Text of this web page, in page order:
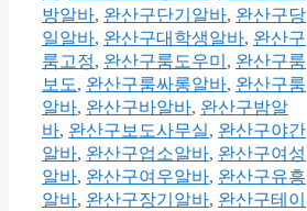
방알바, 완산구단기알바, 완산구당
일알바, 완산구대학생알바, 완산구
룸고정, 완산구룸도우미 , 완산구룸
보도, 완산구룸싸롱알바, 완산구룸
알바, 완산구바알바, 완산구밤알
바, 완산구보도사무실, 완산구야간
알바, 완산구업소알바, 완산구여성
알바, 완산구여우알바, 완산구유흥
알바, 완산구장기알바, 완산구테이